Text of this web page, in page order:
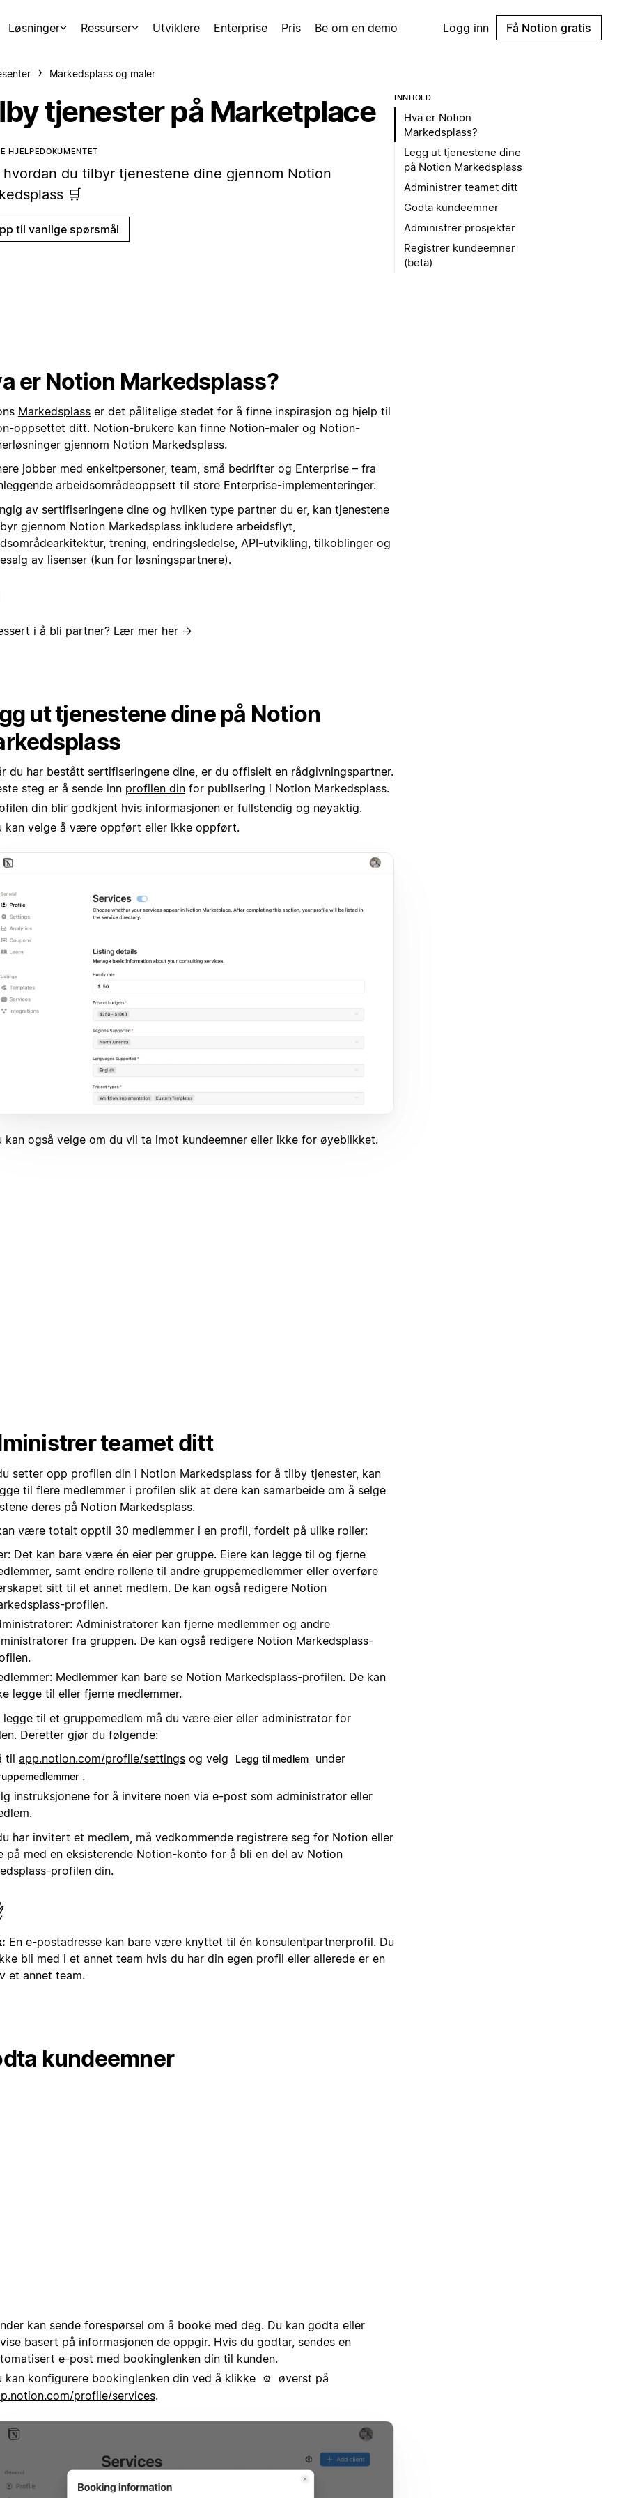
Løsninger Ressurser Utviklere Enterprise Pris Be om en demo Logg inn Få Notion gratis
Markedsplass og maler
tjenester på Marketplace
HJELPEDOKUMENTET
du tilbyr tjenestene dine gjennom Notion
🛒
til vanlige spørsmål
er Notion Markedsplass?
Markedsplass er det pålitelige stedet for å finne inspirasjon og hjelp til
oppsettet ditt. Notion-brukere kan finne Notion-maler og Notion-
gjennom Notion Markedsplass.
jobber med enkeltpersoner, team, små bedrifter og Enterprise – fra
arbeidsområdeoppsett til store Enterprise-implementeringer.
av sertifiseringene dine og hvilken type partner du er, kan tjenestene
gjennom Notion Markedsplass inkludere arbeidsflyt,
trening, endringsledelse, API-utvikling, tilkoblinger og
av lisenser (kun for løsningspartnere).
i å bli partner? Lær mer her →
ut tjenestene dine på Notion
du har bestått sertifiseringene dine, er du offisielt en rådgivningspartner.
steg er å sende inn profilen din for publisering i Notion Markedsplass.
din blir godkjent hvis informasjonen er fullstendig og nøyaktig.
kan velge å være oppført eller ikke oppført.
kan også velge om du vil ta imot kundeemner eller ikke for øyeblikket.
teamet ditt
setter opp profilen din i Notion Markedsplass for å tilby tjenester, kan
til flere medlemmer i profilen slik at dere kan samarbeide om å selge
deres på Notion Markedsplass.
være totalt opptil 30 medlemmer i en profil, fordelt på ulike roller:
Det kan bare være én eier per gruppe. Eiere kan legge til og fjerne
samt endre rollene til andre gruppemedlemmer eller overføre
sitt til et annet medlem. De kan også redigere Notion
profilen.
Administratorer kan fjerne medlemmer og andre
fra gruppen. De kan også redigere Notion Markedsplass-
Medlemmer kan bare se Notion Markedsplass-profilen. De kan
legge til eller fjerne medlemmer.
legge til et gruppemedlem må du være eier eller administrator for
Deretter gjør du følgende:
til app.notion.com/profile/settings og velg Legg til medlem under
.
instruksjonene for å invitere noen via e-post som administrator eller
har invitert et medlem, må vedkommende registrere seg for Notion eller
på med en eksisterende Notion-konto for å bli en del av Notion
profilen din.
En e-postadresse kan bare være knyttet til én konsulentpartnerprofil. Du
bli med i et annet team hvis du har din egen profil eller allerede er en
et annet team.
kundeemner
kan sende forespørsel om å booke med deg. Du kan godta eller
basert på informasjonen de oppgir. Hvis du godtar, sendes en
e-post med bookinglenken din til kunden.
kan konfigurere bookinglenken din ved å klikke
⚙️
øverst på
profile/services.
INNHOLD
Hva er Notion
Markedsplass?
Legg ut tjenestene dine
på Notion Markedsplass
Administrer teamet ditt
Godta kundeemner
Administrer prosjekter
Registrer kundeemner
(beta)